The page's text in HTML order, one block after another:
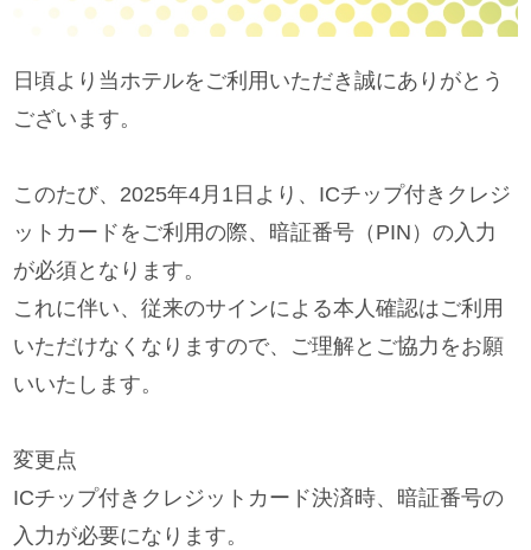
日頃より当ホテルをご利用いただき誠にありがとう
ございます。
このたび、2025年4月1日より、ICチップ付きクレジ
ットカードをご利用の際、暗証番号（PIN）の入力
が必須となります。
これに伴い、従来のサインによる本人確認はご利用
いただけなくなりますので、ご理解とご協力をお願
いいたします。
変更点
ICチップ付きクレジットカード決済時、暗証番号の
入力が必要になります。